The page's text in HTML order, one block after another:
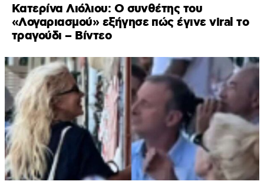
Κατερίνα Λιόλιου: Ο συνθέτης του
«Λογαριασμού» εξήγησε πώς έγινε viral το
τραγούδι – Βίντεο